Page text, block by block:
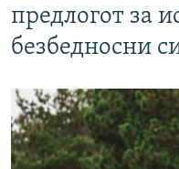
предлогот за
безбедносни